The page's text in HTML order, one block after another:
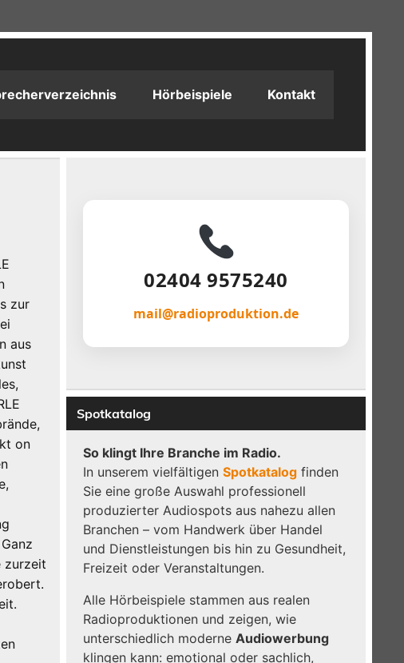
Hörbeispiele Kontakt
zur
aus
on
zurzeit
02404 9575240
mail@radioproduktion.de
Spotkatalog
So klingt Ihre Branche im Radio.
In unserem vielfältigenSpotkatalog finden
Sie eine große Auswahl professionell
produzierter Audiospots aus nahezu allen
Branchen – vom Handwerk über Handel
und Dienstleistungen bis hin zu Gesundheit,
Freizeit oder Veranstaltungen.
Alle Hörbeispiele stammen aus realen
Radioproduktionen und zeigen, wie
unterschiedlich moderne Audiowerbung
klingen kann: emotional oder sachlich,